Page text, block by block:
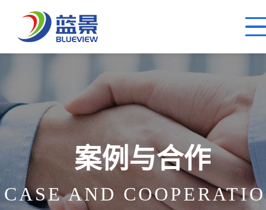
案例与合作
CASE AND